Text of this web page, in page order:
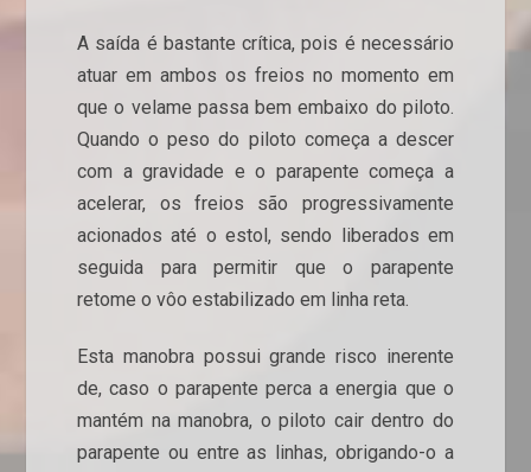
A saída é bastante crítica, pois é necessário
atuar em ambos os freios no momento em
que o velame passa bem embaixo do piloto.
Quando o peso do piloto começa a descer
com a gravidade e o parapente começa a
acelerar, os freios são progressivamente
acionados até o estol, sendo liberados em
seguida para permitir que o parapente
retome o vôo estabilizado em linha reta.
Esta manobra possui grande risco inerente
de, caso o parapente perca a energia que o
mantém na manobra, o piloto cair dentro do
parapente ou entre as linhas, obrigando-o a